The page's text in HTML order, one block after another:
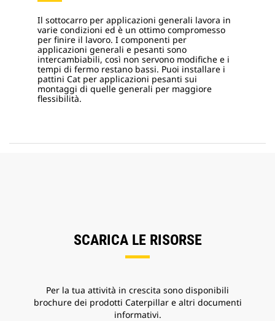
Il sottocarro per applicazioni generali lavora in
varie condizioni ed è un ottimo compromesso
per finire il lavoro. I componenti per
applicazioni generali e pesanti sono
intercambiabili, così non servono modifiche e i
tempi di fermo restano bassi. Puoi installare i
pattini Cat per applicazioni pesanti sui
montaggi di quelle generali per maggiore
flessibilità.
SCARICA LE RISORSE
Per la tua attività in crescita sono disponibili
brochure dei prodotti Caterpillar e altri documenti
informativi.